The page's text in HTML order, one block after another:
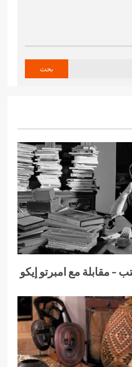
– مقابلة مع امبرتو إيكو